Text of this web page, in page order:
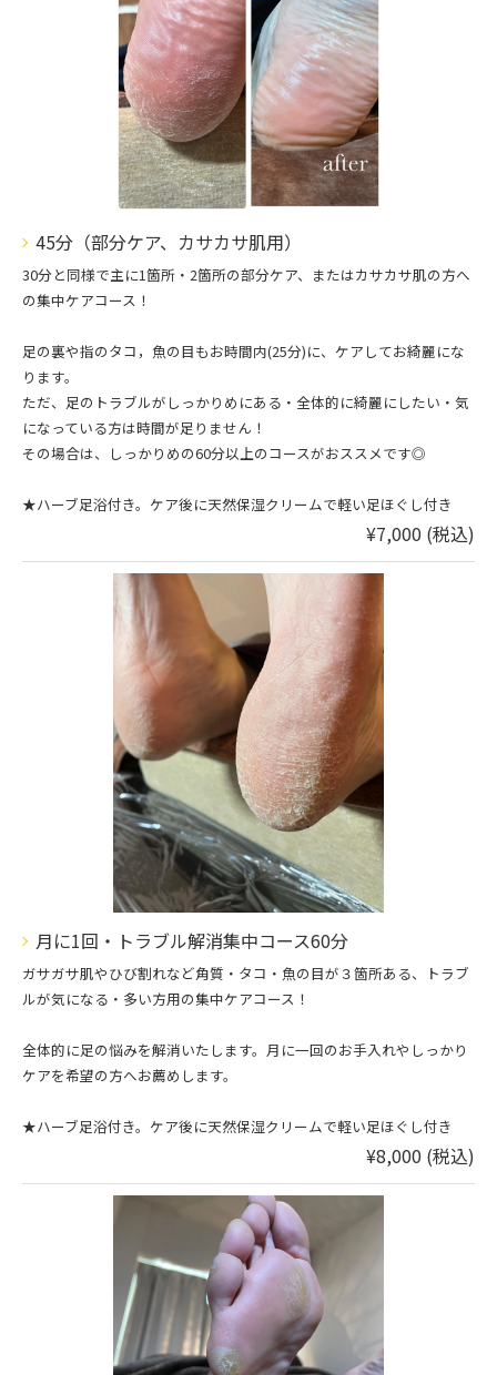
45分（部分ケア、カサカサ肌用）
30分と同様で主に1箇所・2箇所の部分ケア、またはカサカサ肌の方へ
の集中ケアコース！
足の裏や指のタコ，魚の目もお時間内(25分)に、ケアしてお綺麗にな
ります。
ただ、足のトラブルがしっかりめにある・全体的に綺麗にしたい・気
になっている方は時間が足りません！
その場合は、しっかりめの60分以上のコースがおススメです◎
★ハーブ足浴付き。ケア後に天然保湿クリームで軽い足ほぐし付き
¥7,000 (税込)
月に1回・トラブル解消集中コース60分
ガサガサ肌やひび割れなど角質・タコ・魚の目が３箇所ある、トラブ
ルが気になる・多い方用の集中ケアコース！
全体的に足の悩みを解消いたします。月に一回のお手入れやしっかり
ケアを希望の方へお薦めします。
★ハーブ足浴付き。ケア後に天然保湿クリームで軽い足ほぐし付き
¥8,000 (税込)